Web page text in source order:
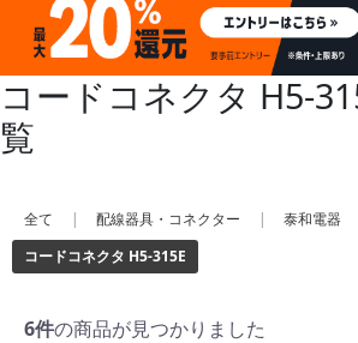
コードコネクタ H5-
覧
全て | 配線器具・コネクター | 泰和電器
コードコネクタ H5-315E
6件の商品が見つかりました